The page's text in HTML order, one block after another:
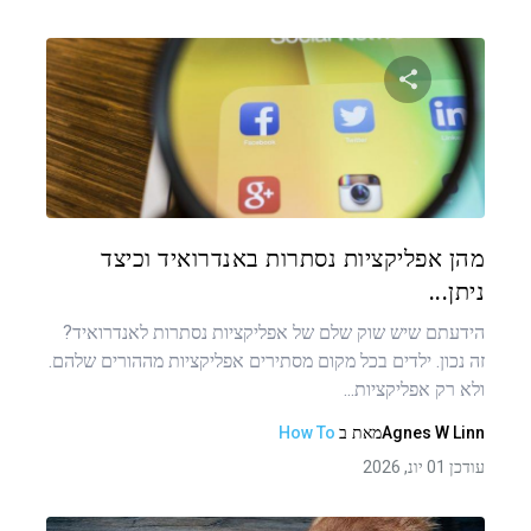
שתף מאמר זה
מהן אפליקציות נסתרות באנדרואיד וכיצד
ניתן...
הידעתם שיש שוק שלם של אפליקציות נסתרות לאנדרואיד?
זה נכון. ילדים בכל מקום מסתירים אפליקציות מההורים שלהם.
ולא רק אפליקציות...
Agnes W Linnמאת ב How To
עודכן 01 יונ, 2026